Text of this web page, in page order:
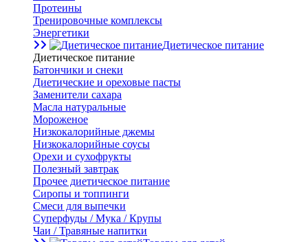
Протеины
Тренировочные комплексы
Энергетики
Диетическое питание
Диетическое питание
Батончики и снеки
Диетические и ореховые пасты
Заменители сахара
Масла натуральные
Мороженое
Низкокалорийные джемы
Низкокалорийные соусы
Орехи и сухофрукты
Полезный завтрак
Прочее диетическое питание
Сиропы и топпинги
Смеси для выпечки
Суперфуды / Мука / Крупы
Чаи / Травяные напитки